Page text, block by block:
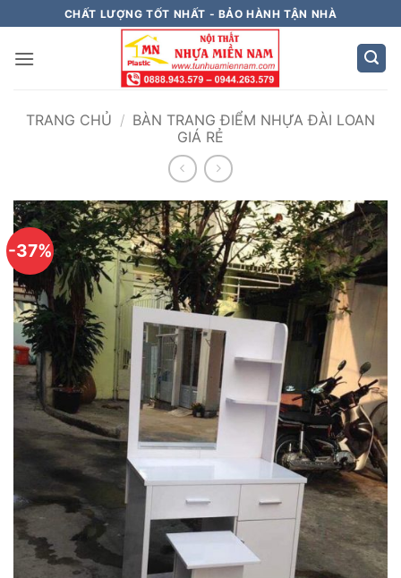
qua
nội
CHẤT LƯỢNG TỐT NHẤT - BẢO HÀNH TẬN NHÀ
TRANG CHỦ / BÀN TRANG ĐIỂM NHỰA ĐÀI LOAN
GIÁ RẺ
-37%